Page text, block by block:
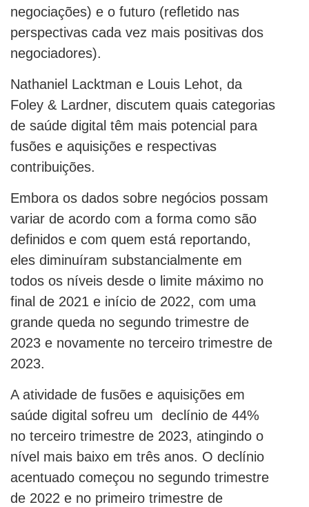
negociações) e o futuro (refletido nas
perspectivas cada vez mais positivas dos
negociadores).
Nathaniel Lacktman e Louis Lehot, da
Foley & Lardner, discutem quais categorias
de saúde digital têm mais potencial para
fusões e aquisições e respectivas
contribuições.
Embora os dados sobre negócios possam
variar de acordo com a forma como são
definidos e com quem está reportando,
eles diminuíram substancialmente em
todos os níveis desde o limite máximo no
final de 2021 e início de 2022, com uma
grande queda no segundo trimestre de
2023 e novamente no terceiro trimestre de
2023.
A atividade de fusões e aquisições em
saúde digital sofreu um declínio de 44%
no terceiro trimestre de 2023, atingindo o
nível mais baixo em três anos. O declínio
acentuado começou no segundo trimestre
de 2022 e no primeiro trimestre de